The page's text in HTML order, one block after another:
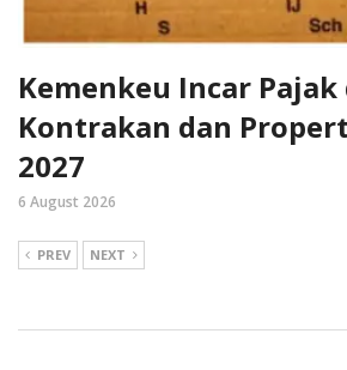
Kemenkeu Incar
Kontrakan dan
2027
6 August 2026
PREV NEXT